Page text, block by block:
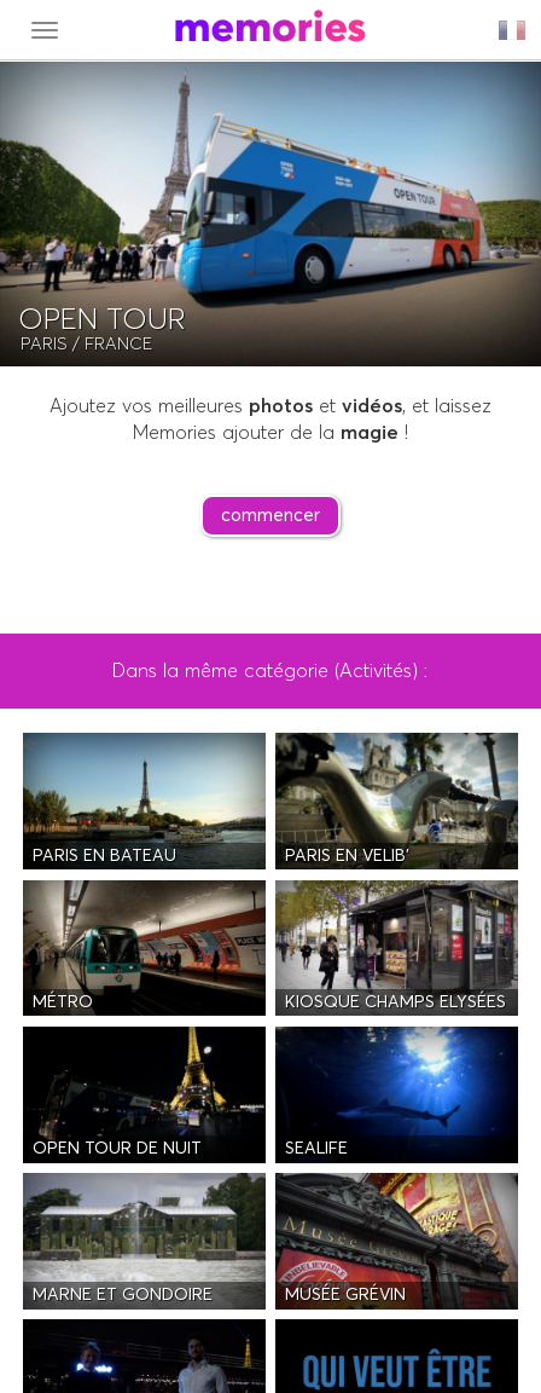
MENU
OPEN TOUR
PARIS/ FRANCE
Ajoutez vos meilleures photos et vidéos, et laissez
Memories ajouter de la magie !
commencer
Dans la même catégorie (Activités) :
PARIS EN BATEAU PARIS EN VELIB'
MÉTRO KIOSQUE CHAMPS ELYSÉES
OPEN TOUR DE NUIT SEALIFE
MARNE ET GONDOIRE MUSÉE GRÉVIN